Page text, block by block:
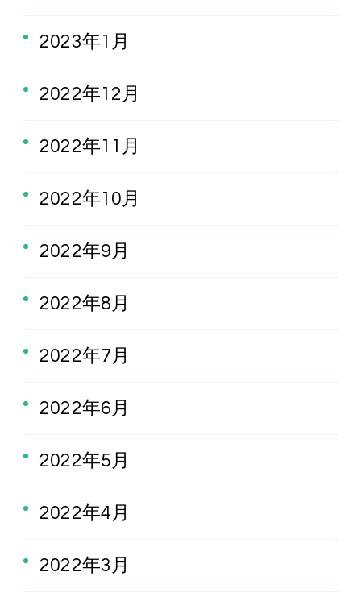
2023年1月
2022年12月
2022年11月
2022年10月
2022年9月
2022年8月
2022年7月
2022年6月
2022年5月
2022年4月
2022年3月